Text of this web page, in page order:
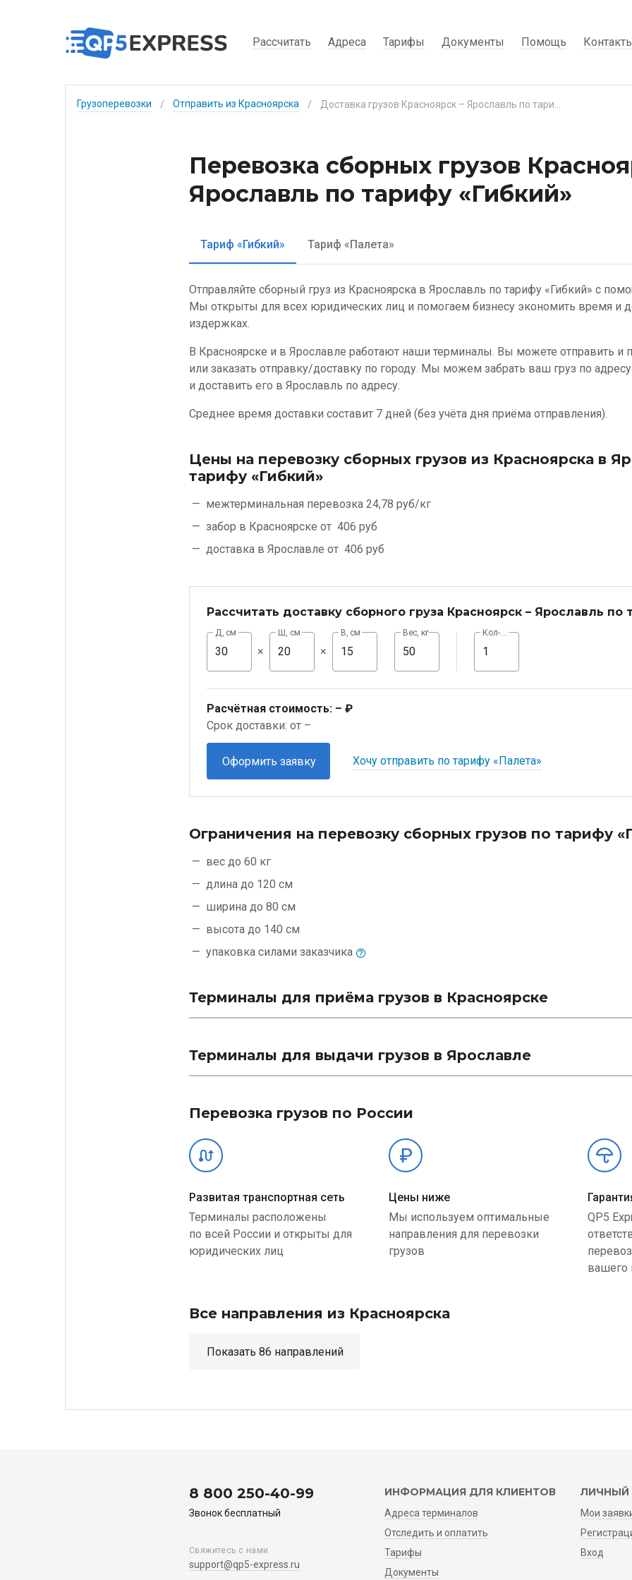
Рассчитать Адреса Тарифы Документы Помощь
Грузоперевозки / Отправить из Красноярска /
Перевозка сборных грузов
Ярославль по тарифу «Гибкий»
Тариф «Гибкий» Тариф «Палета»
Отправляйте сборный груз из Красноярска в Ярославль по тарифу «Гибкий» с
Мы открыты для всех юридических лиц и помогаем бизнесу экономить время и
издержках.
В Красноярске и в Ярославле работают наши терминалы. Вы можете отправить и
или заказать отправку/доставку по городу. Мы можем забрать ваш груз по
и доставить его в Ярославль по адресу.
Среднее время доставки составит 7 дней (без учёта дня приёма отправления).
Цены на перевозку сборных грузов из Красноярска в
тарифу «Гибкий»
межтерминальная перевозка 24,78 руб/кг
забор в Красноярске от 406 руб
доставка в Ярославле от 406 руб
Рассчитать доставку сборного груза Красноярск – Ярославль по
Д, см
×
Ш, см
×
В, см Вес, кг Кол-во, шт
Расчётная стоимость: – ₽
Срок доставки: от –
Оформить заявку Хочу отправить по тарифу «Палета»
Ограничения на перевозку сборных грузов по тарифу
вес до 60 кг
длина до 120 см
ширина до 80 см
высота до 140 см
упаковка силами заказчика
Терминалы для приёма грузов в Красноярске
Терминалы для выдачи грузов в Ярославле
Перевозка грузов по России
Развитая транспортная сеть
Терминалы расположены
по всей России и открыты для
юридических лиц
Цены ниже
Мы используем оптимальные
направления для перевозки
грузов
QP5
вашего
Все направления из Красноярска
Показать 86 направлений
8 800 250-40-99
Звонок бесплатный
Свяжитесь с нами
support@qp5-express.ru
ИНФОРМАЦИЯ ДЛЯ КЛИЕНТОВ
Адреса терминалов
Отследить и оплатить
Тарифы
Документы
ЛИЧНЫЙ
Мои
Вход